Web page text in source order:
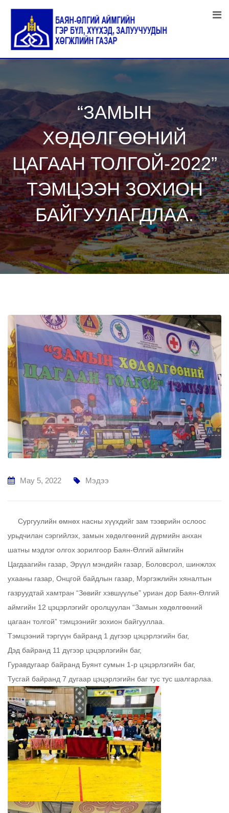
content
“ЗАМЫН
ХӨДӨЛГӨӨНИЙ
ЦАГААН ТОЛГОЙ-2022”
ТЭМЦЭЭН ЗОХИОН
БАЙГУУЛАГДЛАА.
May 5, 2022 Мэдээ
Сургуулийн өмнөх насны хүүхдийг зам тээврийн ослоос
урьдчилан сэргийлэх, замын хөдөлгөөний дүрмийн анхан
шатны мэдлэг олгох зорилгоор Баян-Өлгий аймгийн
Цагдаагийн газар, Эрүүл мэндийн газар, Боловсрол, шинжлэх
ухааны газар, Онцгой байдлын газар, Мэргэжлийн хяналтын
газруудтай хамтран “Зөвийг хэвшүүлье” уриан дор Баян-Өлгий
аймгийн 12 цэцэрлэгийг оролцуулан “Замын хөдөлгөөний
цагаан толгой” тэмцээнийг зохион байгууллаа.
Тэмцээний тэргүүн байранд 1 дүгээр цэцэрлэгийн баг,
Дэд байранд 11 дүгээр цэцэрлэгийн баг,
Гуравдугаар байранд Буянт сумын 1-р цэцэрлэгийн баг,
Тусгай байранд 7 дугаар цэцэрлэгийн баг тус тус шалгарлаа.